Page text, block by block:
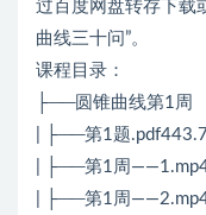
过百度网盘转存下载
曲线三十问”。
课程目录：
├──圆锥曲线第1周
| ├──第1题
| ├──第1周
| ├──第1周